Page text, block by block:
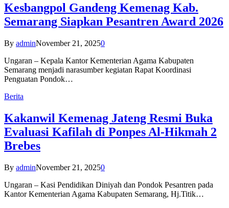
Kesbangpol Gandeng Kemenag Kab.
Semarang Siapkan Pesantren Award 2026
By adminNovember 21, 20250
Ungaran – Kepala Kantor Kementerian Agama Kabupaten
Semarang menjadi narasumber kegiatan Rapat Koordinasi
Penguatan Pondok…
Berita
Kakanwil Kemenag Jateng Resmi Buka
Evaluasi Kafilah di Ponpes Al-Hikmah 2
Brebes
By adminNovember 21, 20250
Ungaran – Kasi Pendidikan Diniyah dan Pondok Pesantren pada
Kantor Kementerian Agama Kabupaten Semarang, Hj.Titik…